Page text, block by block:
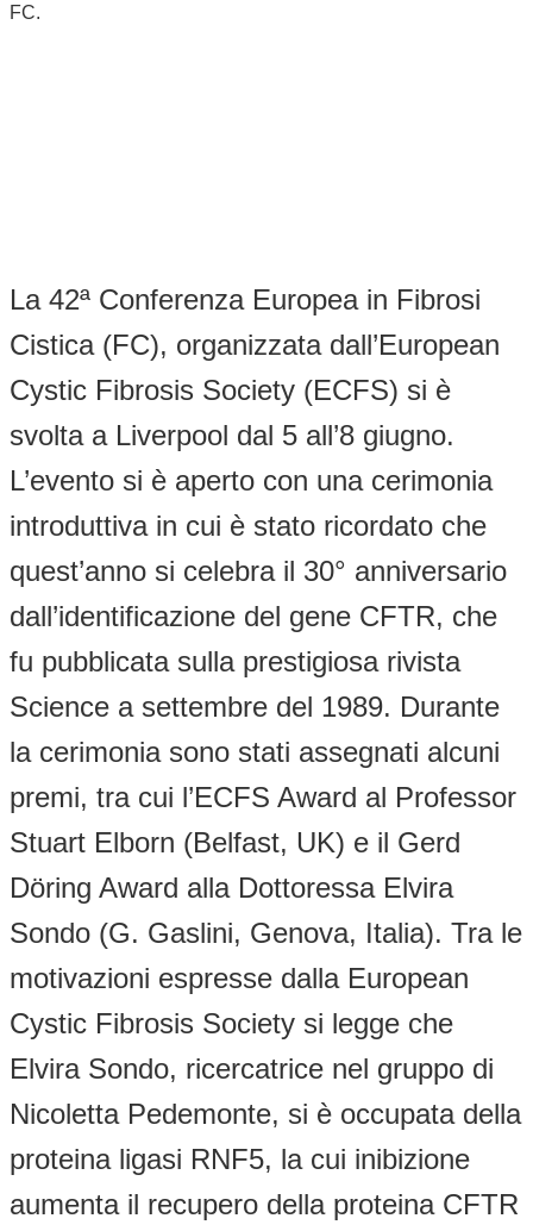
FC.
La 42ª Conferenza Europea in Fibrosi
Cistica (FC), organizzata dall’European
Cystic Fibrosis Society (ECFS) si è
svolta a Liverpool dal 5 all’8 giugno.
L’evento si è aperto con una cerimonia
introduttiva in cui è stato ricordato che
quest’anno si celebra il 30° anniversario
dall’identificazione del gene CFTR, che
fu pubblicata sulla prestigiosa rivista
Science a settembre del 1989. Durante
la cerimonia sono stati assegnati alcuni
premi, tra cui l’ECFS Award al Professor
Stuart Elborn (Belfast, UK) e il Gerd
Döring Award alla Dottoressa Elvira
Sondo (G. Gaslini, Genova, Italia). Tra le
motivazioni espresse dalla European
Cystic Fibrosis Society si legge che
Elvira Sondo, ricercatrice nel gruppo di
Nicoletta Pedemonte, si è occupata della
proteina ligasi RNF5, la cui inibizione
aumenta il recupero della proteina CFTR